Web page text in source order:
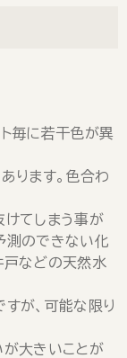
毎に若干色が異
ります。色合わ
けてしまう事が
測のできない化
戸などの天然水
が、可能な限り
が大きいことが